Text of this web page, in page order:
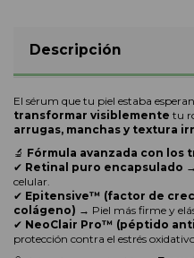
Descripción
El sérum que tu piel estaba
transformar visiblemente tu
arrugas, manchas y textura
🔬 Fórmula avanzada con los
✔ Retinal puro encapsulado
celular.
✔ Epitensive™ (factor de
colágeno) → Piel más firme y
✔ NeoClair Pro™ (péptido
protección contra el estrés